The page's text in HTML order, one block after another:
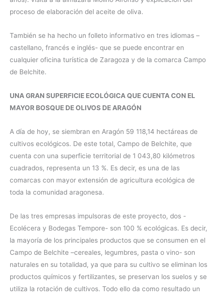
proceso de elaboración del aceite de oliva.
También se ha hecho un folleto informativo en tres idiomas –
castellano, francés e inglés- que se puede encontrar en
cualquier oficina turística de Zaragoza y de la comarca Campo
de Belchite.
UNA GRAN SUPERFICIE ECOLÓGICA QUE CUENTA CON EL
MAYOR BOSQUE DE OLIVOS DE ARAGÓN
A día de hoy, se siembran en Aragón 59 118,14 hectáreas de
cultivos ecológicos. De este total, Campo de Belchite, que
cuenta con una superficie territorial de 1 043,80 kilómetros
cuadrados, representa un 13 %. Es decir, es una de las
comarcas con mayor extensión de agricultura ecológica de
toda la comunidad aragonesa.
De las tres empresas impulsoras de este proyecto, dos -
Ecolécera y Bodegas Tempore- son 100 % ecológicas. Es decir,
la mayoría de los principales productos que se consumen en el
Campo de Belchite –cereales, legumbres, pasta o vino- son
naturales en su totalidad, ya que para su cultivo se eliminan los
productos químicos y fertilizantes, se preservan los suelos y se
utiliza la rotación de cultivos. Todo ello da como resultado un